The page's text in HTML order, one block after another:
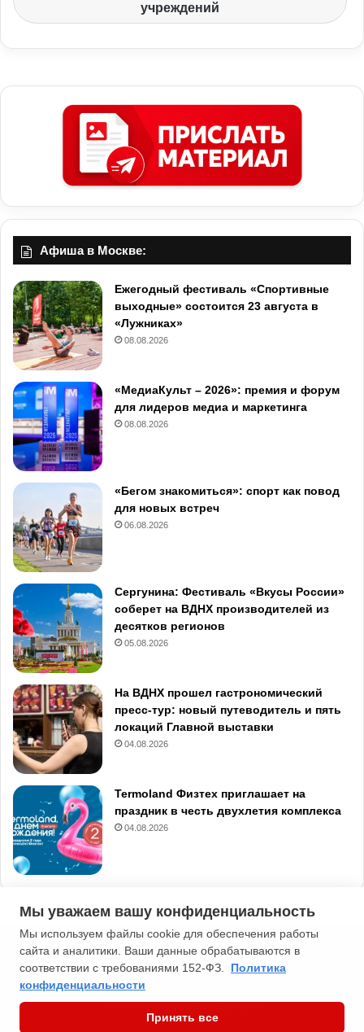
учреждений
Афиша в Москве:
Ежегодный фестиваль «Спортивные
выходные» состоится 23 августа в
«Лужниках»
08.08.2026
«МедиаКульт – 2026»: премия и форум
для лидеров медиа и маркетинга
08.08.2026
«Бегом знакомиться»: спорт как повод
для новых встреч
06.08.2026
Сергунина: Фестиваль «Вкусы России»
соберет на ВДНХ производителей из
десятков регионов
05.08.2026
На ВДНХ прошел гастрономический
пресс-тур: новый путеводитель и пять
локаций Главной выставки
04.08.2026
Termoland Физтех приглашает на
праздник в честь двухлетия комплекса
04.08.2026
2013-2026 Типичная Москва. 16+. Мнение редакции может не
Политика конфиденциальности
Мы уважаем вашу конфиденциальность
Мы используем файлы cookie для обеспечения работы
сайта и аналитики. Ваши данные обрабатываются в
соответствии с требованиями 152-ФЗ.
Политика
конфиденциальности
Принять все